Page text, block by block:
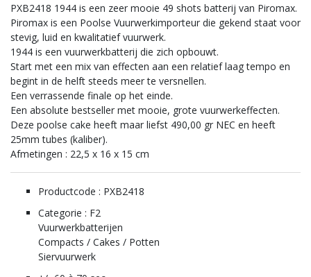
PXB2418 1944 is een zeer mooie 49 shots batterij van Piromax.
Piromax is een Poolse Vuurwerkimporteur die gekend staat voor
stevig, luid en kwalitatief vuurwerk.
1944 is een vuurwerkbatterij die zich opbouwt.
Start met een mix van effecten aan een relatief laag tempo en
begint in de helft steeds meer te versnellen.
Een verrassende finale op het einde.
Een absolute bestseller met mooie, grote vuurwerkeffecten.
Deze poolse cake heeft maar liefst 490,00 gr NEC en heeft
25mm tubes (kaliber).
Afmetingen : 22,5 x 16 x 15 cm
Productcode : PXB2418
Categorie : F2
Vuurwerkbatterijen
Compacts / Cakes / Potten
Siervuurwerk